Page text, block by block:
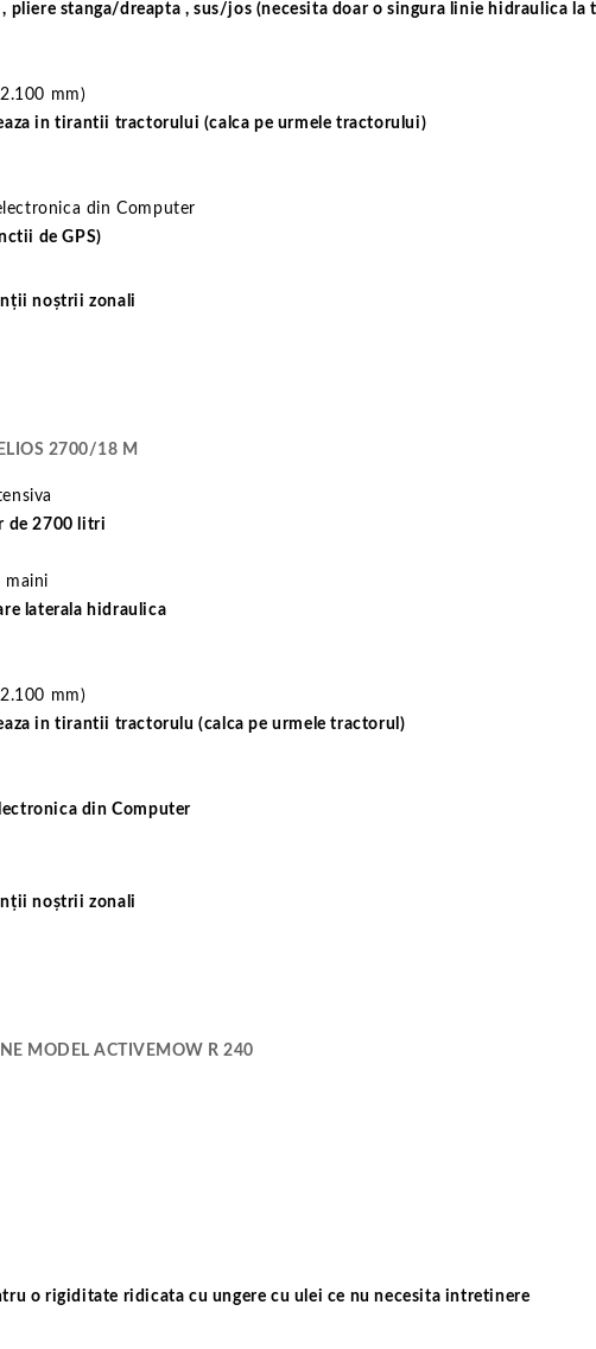
pliere stanga/dreapta , sus/jos (necesita doar o singura linie hidraulica la
mm)
in tirantii tractorului (calca pe urmele tractorului)
din Computer
de GPS)
noștrii zonali
2700/18 M
de 2700 litri
maini
laterala hidraulica
mm)
in tirantii tractorulu (calca pe urmele tractorul)
din Computer
noștrii zonali
MODEL ACTIVEMOW R 240
o rigiditate ridicata cu ungere cu ulei ce nu necesita intretinere